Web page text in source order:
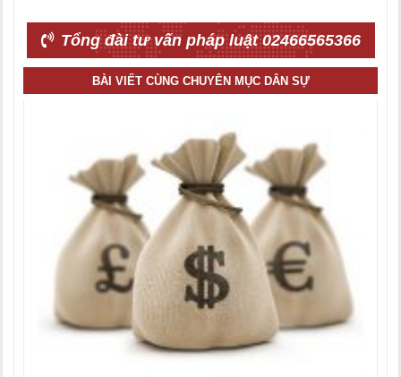
Tổng đài tư vấn pháp luật 02466565366
BÀI VIẾT CÙNG CHUYÊN MỤC DÂN SỰ